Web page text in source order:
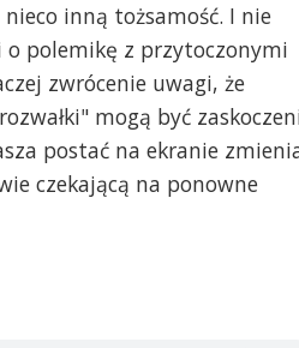
inną tożsamość. I nie
polemikę z przytoczonymi
zwrócenie uwagi, że
mogą być
postać na ekranie
czekającą na ponowne